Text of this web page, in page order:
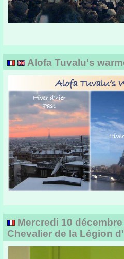
Alofa Tuvalu's
Mercredi 10
Chevalier de la Légion